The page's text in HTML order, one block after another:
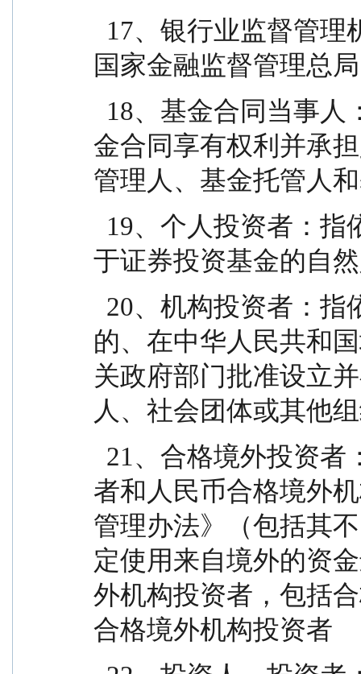
国家金融监督管理总局
金合同享有权利并承
管理人、基金托管人
于证券投资基金的自
的、在中华人民共和
关政府部门批准设立
人、社会团体或其他
者和人民币合格境外
管理办法》（包括其
定使用来自境外的资
外机构投资者，包括
合格境外机构投资者